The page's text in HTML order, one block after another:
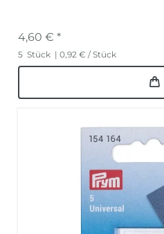
4,60 € *
5 Stück | 0,92 € / Stück